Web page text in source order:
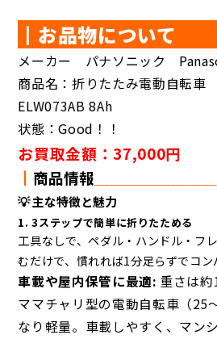
┃お品物につ
メーカー パナソニック
商品名：折りたたみ電動自
ELW073AB 8Ah
状態：Good！！
お買取金額：37,000円
┃ 商品情報
💡 主な特徴と魅力
1. 3ステップで簡単に折りたためる
工具なしで、ペダル・ハンドル・フ
むだけで、慣れれば1分足らずでコン
車載や屋内保管に最適: 重さは
ママチャリ型の電動自転車（25
なり軽量。車載しやすく、マン